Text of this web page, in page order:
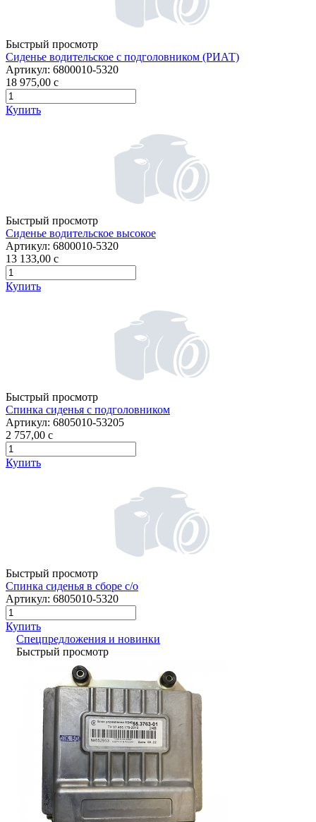
Быстрый просмотр
Сиденье водительское с подголовником (РИАТ)
Артикул: 6800010-5320
18 975,00 c
Купить
Быстрый просмотр
Сиденье водительское высокое
Артикул: 6800010-5320
13 133,00 c
Купить
Быстрый просмотр
Спинка сиденья с подголовником
Артикул: 6805010-53205
2 757,00 c
Купить
Быстрый просмотр
Спинка сиденья в сборе с/о
Артикул: 6805010-5320
Купить
Спецпредложения и новинки
Быстрый просмотр